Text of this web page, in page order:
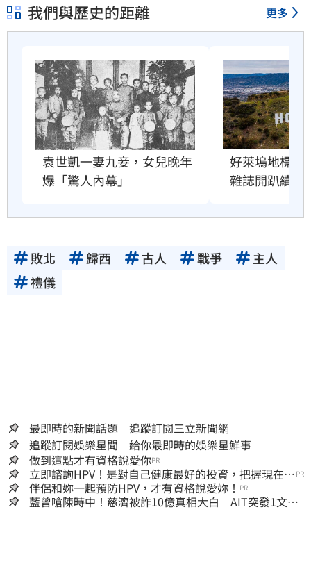
我們與歷史的距離 更多
袁世凱一妻九妾，女兒晚年
爆「驚人內幕」
好萊塢地標恐
雜誌開趴續命
敗北 歸西 古人 戰爭
主人
禮儀
最即時的新聞話題 追蹤訂閱三立新聞網
追蹤訂閱娛樂星聞 給你最即時的娛樂星鮮事
做到這點才有資格說愛你PR
立即諮詢HPV！是對自己健康最好的投資，把握現在不
嫌晚！
PR
伴侶和妳一起預防HPV，才有資格說愛妳！ PR
藍曾嗆陳時中！慈濟被詐10億真相大白 AIT突發1文酸